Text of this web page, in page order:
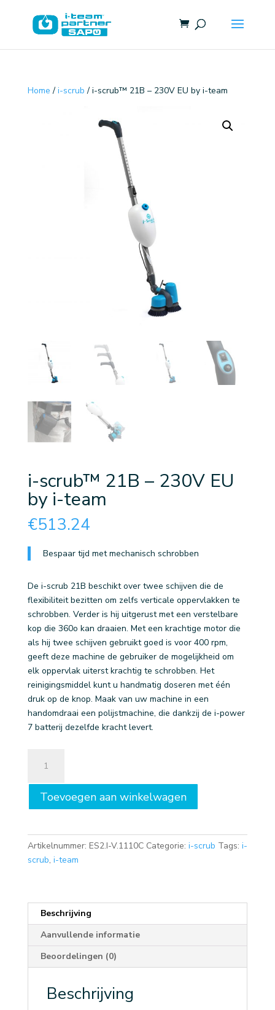
Home / i-scrub / i-scrub™ 21B – 230V EU by i-team
i-scrub™ 21B – 230V EU
by i-team
€513.24
Bespaar tijd met mechanisch schrobben
De i-scrub 21B beschikt over twee schijven die de
flexibiliteit bezitten om zelfs verticale oppervlakken te
schrobben. Verder is hij uitgerust met een verstelbare
kop die 360o kan draaien. Met een krachtige motor die
als hij twee schijven gebruikt goed is voor 400 rpm,
geeft deze machine de gebruiker de mogelijkheid om
elk oppervlak uiterst krachtig te schrobben. Het
reinigingsmiddel kunt u handmatig doseren met één
druk op de knop. Maak van uw machine in een
handomdraai een polijstmachine, die dankzij de i-power
7 batterij dezelfde kracht levert.
scrub™
21B
230V
by
Toevoegen aan winkelwagen
Artikelnummer: ES2.I-V.1110C Categorie: i-scrub Tags: i-
scrub, i-team
Beschrijving
Aanvullende informatie
Beoordelingen (0)
Beschrijving